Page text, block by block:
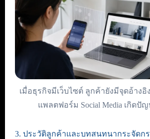
เมื่อธุรกิจมีเว็บไซต์ ลูกค้ายังมีจุดอ้าง
แพลตฟอร์ม Social Media เกิดปั
3. ประวัติลูกค้าและบทสนทนากระจัดก